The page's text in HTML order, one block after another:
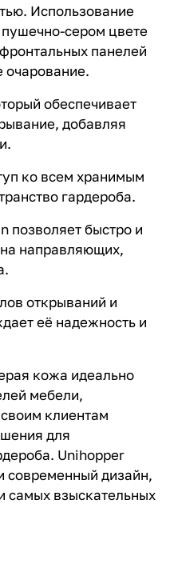
Использование
сером цвете
панелей
очарование.
обеспечивает
добавляя
ко всем хранимым
гардероба.
позволяет быстро и
направляющих,
открываний и
её надежность и
кожа идеально
мебели,
клиентам
для
Unihopper
современный дизайн,
самых взыскательных